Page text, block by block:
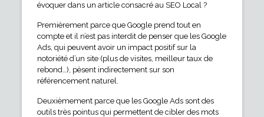
évoquer dans un article consacré au SEO Local ?
Premièrement parce que Google prend tout en
compte et il n’est pas interdit de penser que les Google
Ads, qui peuvent avoir un impact positif sur la
notoriété d’un site (plus de visites, meilleur taux de
rebond…), pèsent indirectement sur son
référencement naturel.
Deuxièmement parce que les Google Ads sont des
outils très pointus qui permettent de cibler des mots